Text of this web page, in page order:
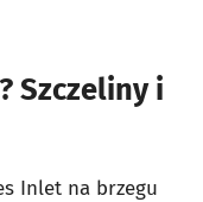
Szczeliny i
Inlet na brzegu